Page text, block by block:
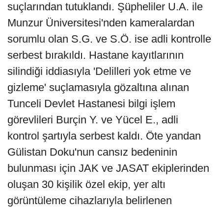
suçlarından tutuklandı. Şüpheliler U.A. ile
Munzur Üniversitesi'nden kameralardan
sorumlu olan S.G. ve S.Ö. ise adli kontrolle
serbest bırakıldı. Hastane kayıtlarının
silindiği iddiasıyla 'Delilleri yok etme ve
gizleme' suçlamasıyla gözaltına alınan
Tunceli Devlet Hastanesi bilgi işlem
görevlileri Burçin Y. ve Yücel E., adli
kontrol şartıyla serbest kaldı. Öte yandan
Gülistan Doku'nun cansız bedeninin
bulunması için JAK ve JASAT ekiplerinden
oluşan 30 kişilik özel ekip, yer altı
görüntüleme cihazlarıyla belirlenen